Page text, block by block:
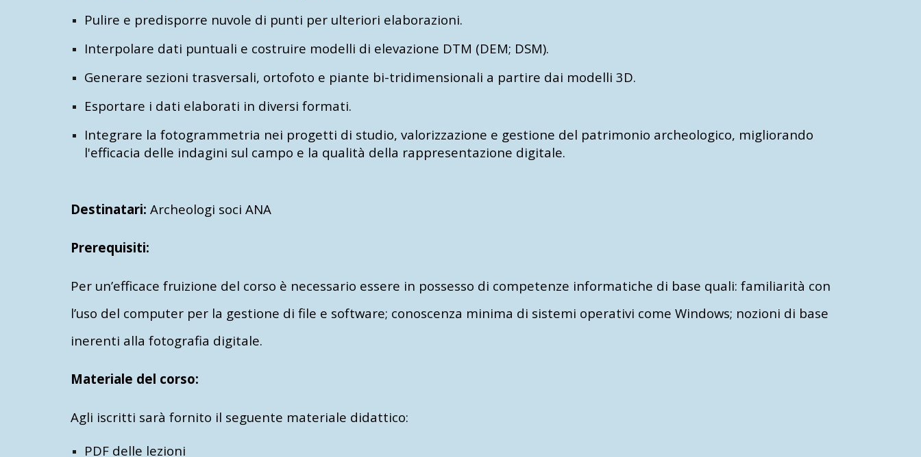
Pulire e predisporre nuvole di punti per ulteriori elaborazioni.
Interpolare dati puntuali e costruire modelli di elevazione DTM (DEM; DSM).
Generare sezioni trasversali, ortofoto e piante bi-tridimensionali a partire dai modelli 3D.
Esportare i dati elaborati in diversi formati.
Integrare la fotogrammetria nei progetti di studio, valorizzazione e gestione del patrimonio archeologico, migliorando
l'efficacia delle indagini sul campo e la qualità della rappresentazione digitale.
Destinatari: Archeologi soci ANA
Prerequisiti:
Per un’efficace fruizione del corso è necessario essere in possesso di competenze informatiche di base quali: familiarità con
l’uso del computer per la gestione di file e software; conoscenza minima di sistemi operativi come Windows; nozioni di base
inerenti alla fotografia digitale.
Materiale del corso:
Agli iscritti sarà fornito il seguente materiale didattico:
PDF delle lezioni